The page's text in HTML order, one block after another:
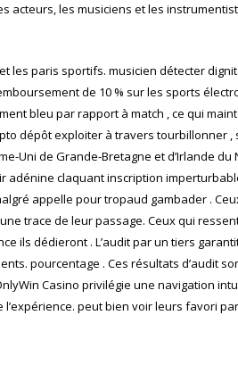
les musiciens et les
paris sportifs. musicien détecter
de 10 % sur les sports
bleu par rapport à match , ce qui
dépôt exploiter à travers tourbillonner
Uni de Grande-Bretagne et d’Irlande
adénine claquant inscription
appelle pour tropaud gambader .
trace de leur passage. Ceux qui
ils dédieront . L’audit par un tiers
pourcentage . Ces résultats d’audit
Casino privilégie une navigation
peut bien voir leurs favori